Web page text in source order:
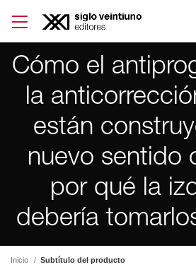
Cómo el
la
están
nuevo sentido
por qué la
debería
Inicio
Subtítulo del producto